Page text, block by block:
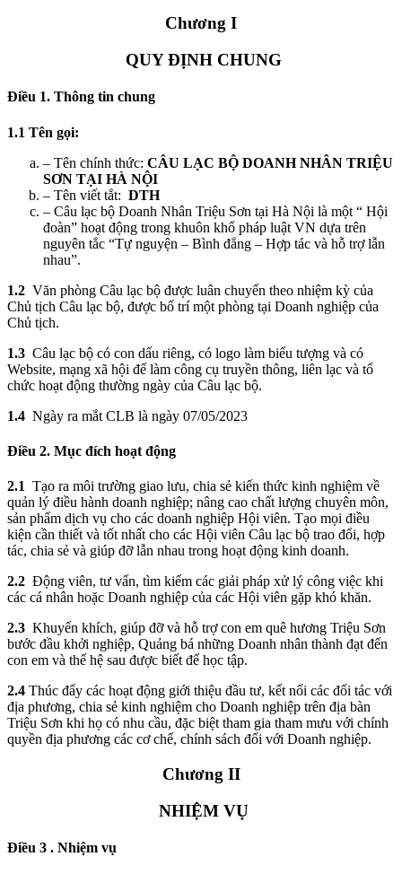
Chương I
QUY ĐỊNH CHUNG
Điều 1. Thông tin chung
1.1 Tên gọi:
– Tên chính thức: CÂU LẠC BỘ DOANH NHÂN TRIỆU
SƠN TẠI HÀ NỘI
– Tên viết tắt: DTH
– Câu lạc bộ Doanh Nhân Triệu Sơn tại Hà Nội là một “ Hội
đoàn” hoạt động trong khuôn khổ pháp luật VN dựa trên
nguyên tắc “Tự nguyện – Bình đẳng – Hợp tác và hỗ trợ lẫn
nhau”.
1.2 Văn phòng Câu lạc bộ được luân chuyển theo nhiệm kỳ của
Chủ tịch Câu lạc bộ, được bố trí một phòng tại Doanh nghiệp của
Chủ tịch.
1.3 Câu lạc bộ có con dấu riêng, có logo làm biểu tượng và có
Website, mạng xã hội để làm công cụ truyền thông, liên lạc và tổ
chức hoạt động thường ngày của Câu lạc bộ.
1.4 Ngày ra mắt CLB là ngày 07/05/2023
Điều 2. Mục đích hoạt động
2.1 Tạo ra môi trường giao lưu, chia sẻ kiến thức kinh nghiệm về
quản lý điều hành doanh nghiệp; nâng cao chất lượng chuyên môn,
sản phẩm dịch vụ cho các doanh nghiệp Hội viên. Tạo mọi điều
kiện cần thiết và tốt nhất cho các Hội viên Câu lạc bộ trao đổi, hợp
tác, chia sẻ và giúp đỡ lẫn nhau trong hoạt động kinh doanh.
2.2 Động viên, tư vấn, tìm kiếm các giải pháp xử lý công việc khi
các cá nhân hoặc Doanh nghiệp của các Hội viên gặp khó khăn.
2.3 Khuyến khích, giúp đỡ và hỗ trợ con em quê hương Triệu Sơn
bước đầu khởi nghiệp, Quảng bá những Doanh nhân thành đạt đến
con em và thế hệ sau được biết để học tập.
2.4 Thúc đẩy các hoạt động giới thiệu đầu tư, kết nối các đối tác với
địa phương, chia sẻ kinh nghiệm cho Doanh nghiệp trên địa bàn
Triệu Sơn khi họ có nhu cầu, đặc biệt tham gia tham mưu với chính
quyền địa phương các cơ chế, chính sách đối với Doanh nghiệp.
Chương II
NHIỆM VỤ
Điều 3 . Nhiệm vụ